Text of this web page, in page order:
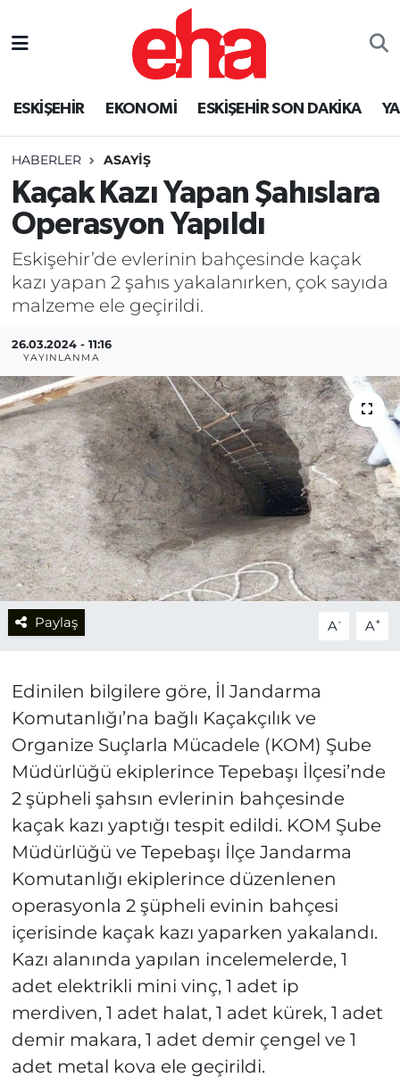
ESKİŞEHİR EKONOMİ ESKİŞEHİR SON DAKİKA
HABERLER ASAYİŞ
Kaçak Kazı Yapan Şahıslara
Operasyon Yapıldı
Eskişehir’de evlerinin bahçesinde kaçak
kazı yapan 2 şahıs yakalanırken, çok sayıda
malzeme ele geçirildi.
26.03.2024 - 11:16
YAYINLANMA
Paylaş A- A+
Edinilen bilgilere göre, İl Jandarma
Komutanlığı’na bağlı Kaçakçılık ve
Organize Suçlarla Mücadele (KOM) Şube
Müdürlüğü ekiplerince Tepebaşı İlçesi’nde
2 şüpheli şahsın evlerinin bahçesinde
kaçak kazı yaptığı tespit edildi. KOM Şube
Müdürlüğü ve Tepebaşı İlçe Jandarma
Komutanlığı ekiplerince düzenlenen
operasyonla 2 şüpheli evinin bahçesi
içerisinde kaçak kazı yaparken yakalandı.
Kazı alanında yapılan incelemelerde, 1
adet elektrikli mini vinç, 1 adet ip
merdiven, 1 adet halat, 1 adet kürek, 1 adet
demir makara, 1 adet demir çengel ve 1
adet metal kova ele geçirildi.